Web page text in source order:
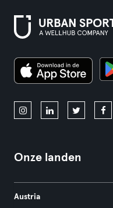
Onze landen
Austria